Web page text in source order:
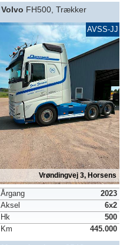
Volvo FH500, Trækker
AVSS-JJ
Vrøndingvej 3, Horsens
Årgang
2023
Aksel
6x2
Hk
500
Km
445.000